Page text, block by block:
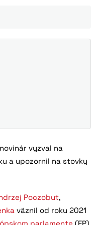
vyzval na
a upozornil na stovky
Poczobut,
väznil od roku 2021